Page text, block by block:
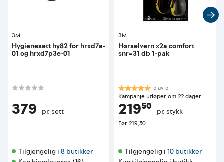
3M
Hygienesett hy82 for hrxd7a-
01 og hrxd7p3e-01
379 pr. sett
Tilgjengelig i 8 butikker
3M
Hørselvern x2a comfort
snr=31 db 1-pak
Karakter:5.0 av 5 mulige
5av5
Kampanje utløper om 22 dager
219⁵⁰ pr. stykk
Før219,50
Tilgjengelig i 10 butikker